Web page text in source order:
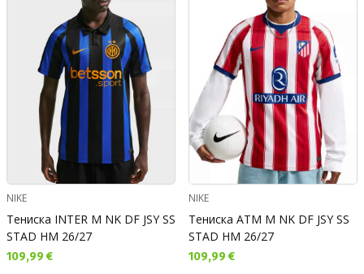
NIKE
Тениска INTER M NK DF JSY SS
STAD HM 26/27
Текуща цена:
109,99 €
NIKE
Тениска ATM M NK DF JSY SS
STAD HM 26/27
Текуща цена:
109,99 €